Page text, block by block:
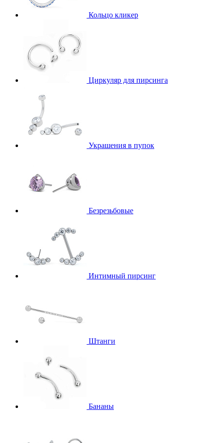
Кольцо кликер
Циркуляр для пирсинга
Украшения в пупок
Безрезьбовые
Интимный пирсинг
Штанги
Бананы